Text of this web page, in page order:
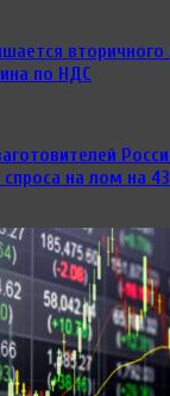
вторичного
по НДС
на лом на